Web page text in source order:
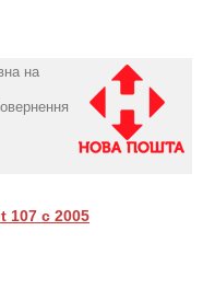
на
107 с 2005